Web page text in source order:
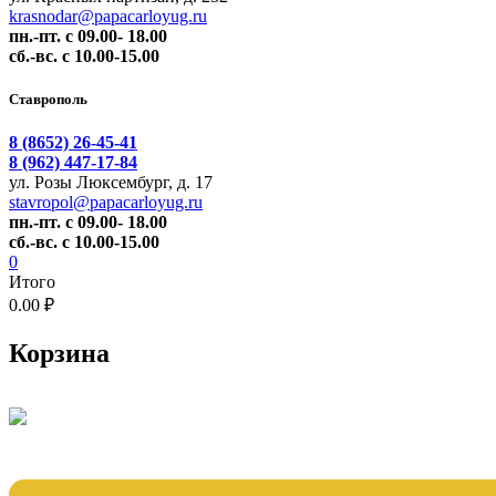
krasnodar@papacarloyug.ru
пн.-пт. с 09.00- 18.00
сб.-вс. с 10.00-15.00
Ставрополь
8 (8652) 26-45-41
8 (962) 447-17-84
ул. Розы Люксембург, д. 17
stavropol@papacarloyug.ru
пн.-пт. с 09.00- 18.00
сб.-вс. с 10.00-15.00
0
Итого
0.00 ₽
Корзина